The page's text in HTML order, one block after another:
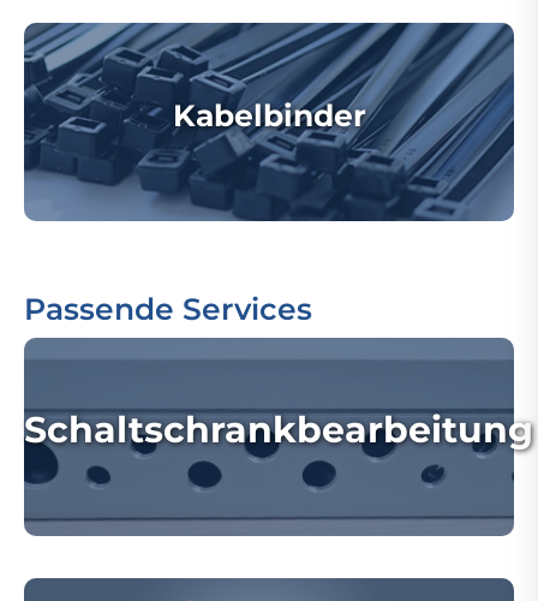
Kabelbinder
Passende Services
Schaltschrankbearbeitung